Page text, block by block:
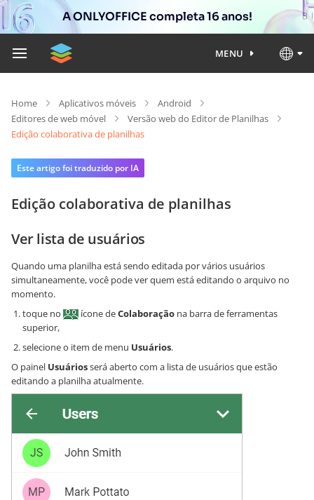
A ONLYOFFICE completa 16 anos!
MENU
Home Aplicativos móveis
Android
Editores de web móvel
Versão web do Editor de Planilhas
Edição colaborativa de planilhas
Este artigo foi traduzido por IA
Edição colaborativa de planilhas
Ver lista de usuários
Quando uma planilha está sendo editada por vários usuários
simultaneamente, você pode ver quem está editando o arquivo no
momento.
toque no
ícone deColaboração na barra de ferramentas
superior,
selecione o item de menu Usuários.
O painel Usuáriosserá aberto com a lista de usuários que estão
editando a planilha atualmente.